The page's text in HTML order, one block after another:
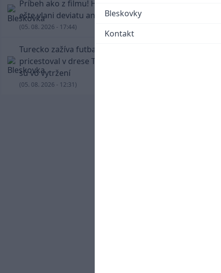
Bleskovky
Kontakt
Príbeh ako z filmu! Hrdina Slovana Kianga hral
ešte vlani deviatu anglickú ligu
(05. 08. 2026 - 17:44)
Turecko zažíva futbalové šialenstvo! Salah
pricestoval v drese Trabzonsporu, fanúšikovia
sú vo vytržení
(05. 08. 2026 - 12:31)